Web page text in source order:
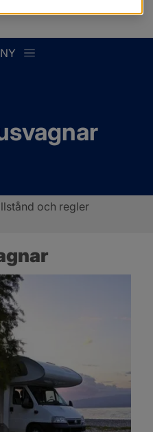
och regler